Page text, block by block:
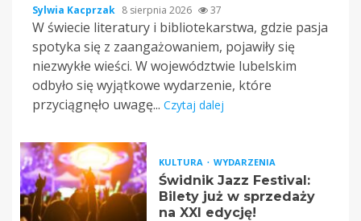
Sylwia Kacprzak 8 sierpnia 2026 37
W świecie literatury i bibliotekarstwa, gdzie pasja
spotyka się z zaangażowaniem, pojawiły się
niezwykłe wieści. W województwie lubelskim
odbyło się wyjątkowe wydarzenie, które
przyciągnęło uwagę... Czytaj dalej
KULTURA WYDARZENIA
Świdnik Jazz Festival:
Bilety już w sprzedaży
na XXI edycję!